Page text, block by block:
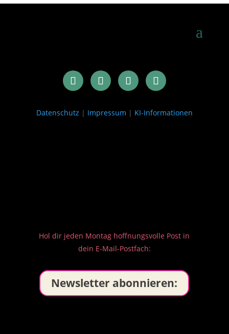
Datenschutz | Impressum | KI-Informationen
Hol dir jeden Montag hoffnungsvolle Post in
dein E-Mail-Postfach:
Newsletter abonnieren: